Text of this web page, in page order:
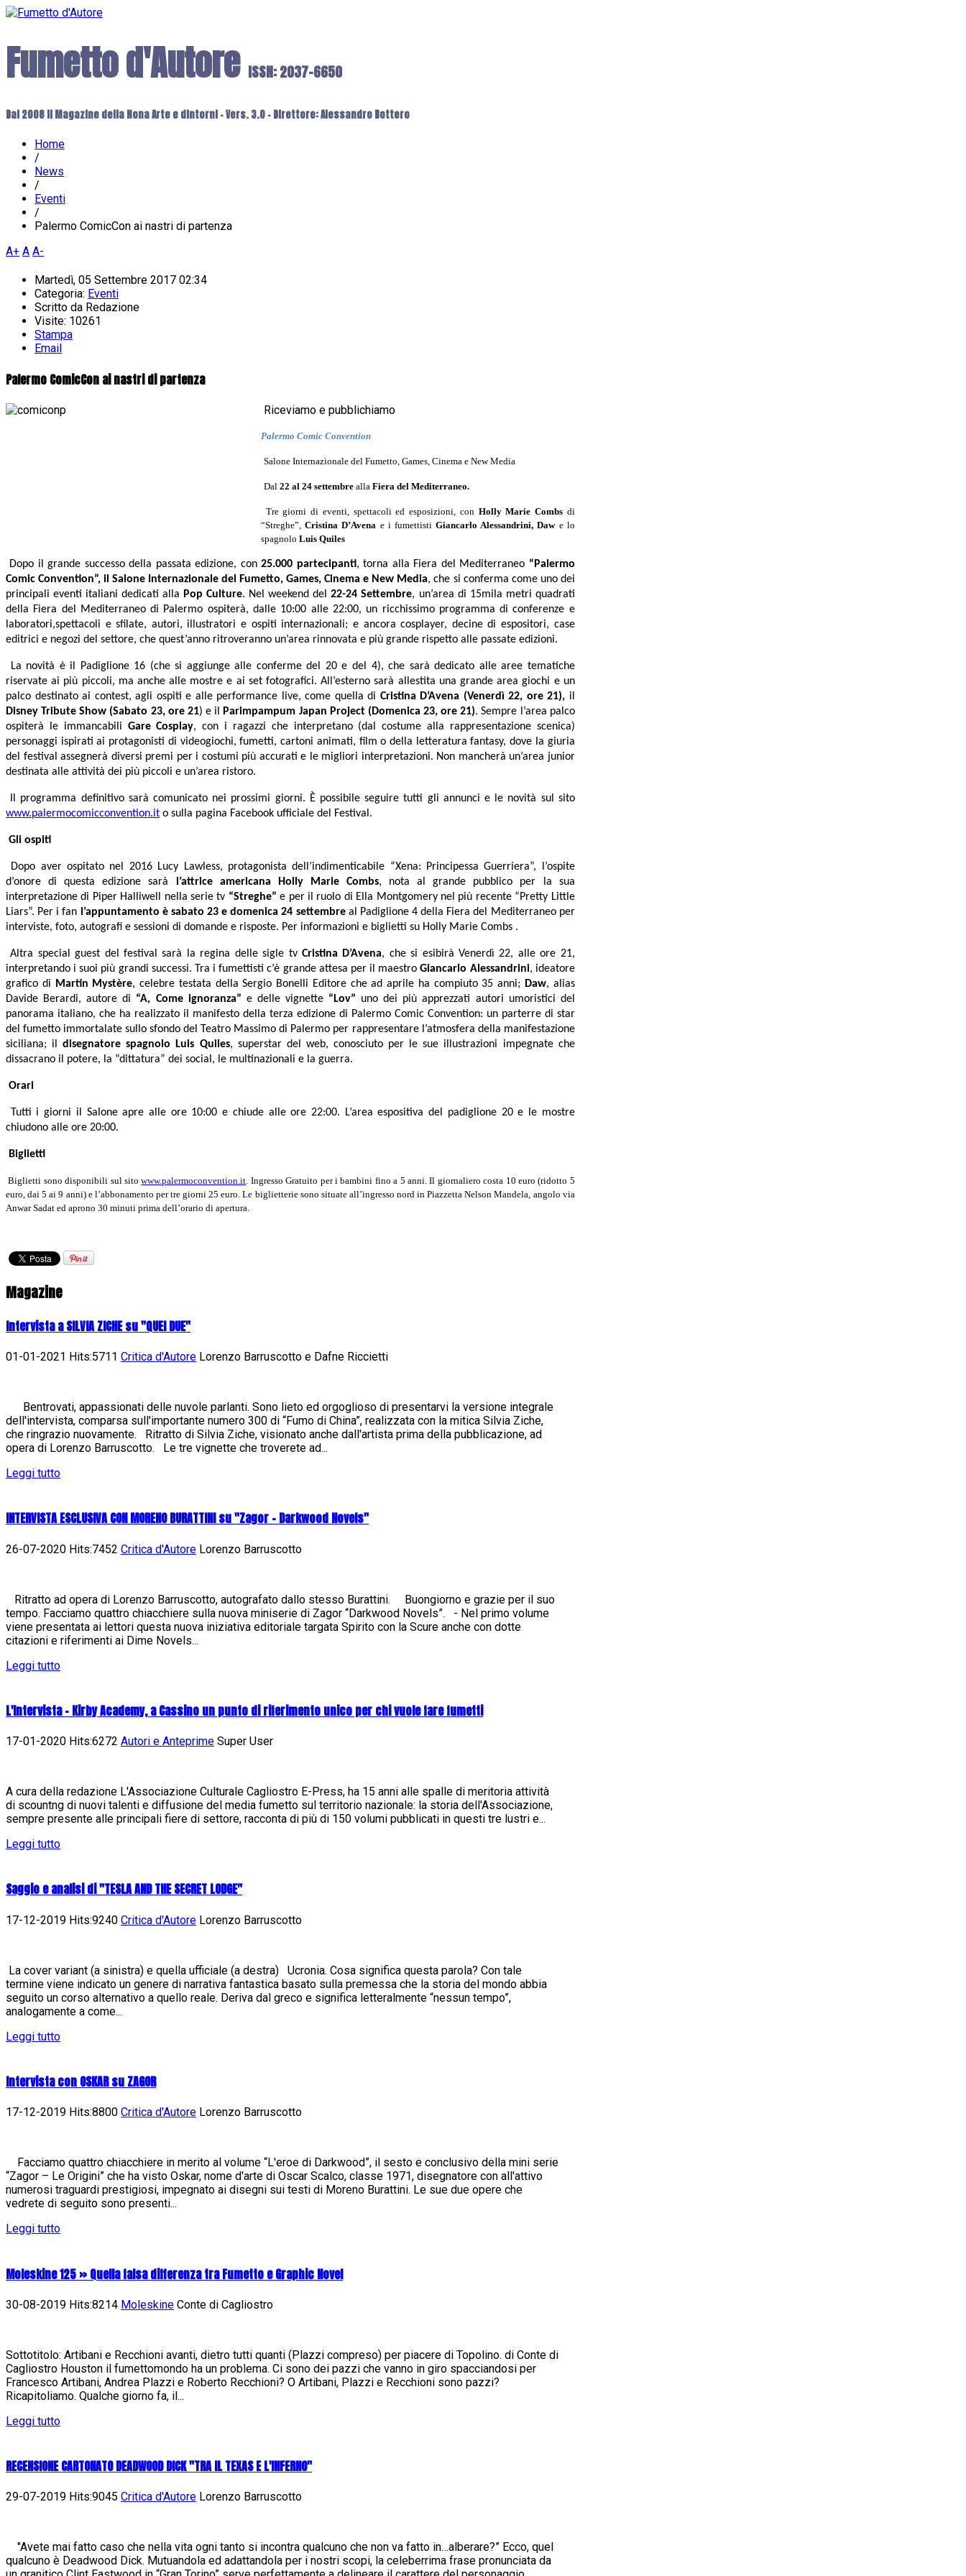
Fumetto d'Autore ISSN: 2037-6650
Dal 2008 il Magazine della Nona Arte e dintorni - Vers. 3.0 - Direttore: Alessandro Bottero
Home
/
News
/
Eventi
/
Palermo ComicCon ai nastri di partenza
A+ A A-
Martedì, 05 Settembre 2017 02:34
Categoria: Eventi
Scritto da Redazione
Visite: 10261
Stampa
Email
Palermo ComicCon ai nastri di partenza
Riceviamo e pubblichiamo
Palermo Comic Convention
Salone Internazionale del Fumetto, Games, Cinema e New Media
Dal 22 al 24 settembre alla Fiera del Mediterraneo.
Tre giorni di eventi, spettacoli ed esposizioni, con Holly Marie Combsdi
“Streghe”,Cristina D’Avena e i fumettistiGiancarlo Alessandrini, Daw e lo
spagnolo Luis Quiles
Dopo il grande successo della passata edizione, con25.000 partecipanti, torna alla Fiera del Mediterraneo “Palermo
Comic Convention”, il Salone Internazionale del Fumetto, Games, Cinema e New Media, che si conferma come uno dei
principali eventi italiani dedicati alla Pop Culture. Nel weekend del22-24 Settembre, un’area di 15mila metri quadrati
della Fiera del Mediterraneo di Palermo ospiterà, dalle 10:00 alle 22:00, un ricchissimo programma di conferenze e
laboratori,spettacoli e sfilate, autori, illustratori e ospiti internazionali; e ancora cosplayer, decine di espositori, case
editrici e negozi del settore, che quest’anno ritroveranno un’area rinnovata e più grande rispetto alle passate edizioni.
La novità è il Padiglione 16 (che si aggiunge alle conferme del 20 e del 4), che sarà dedicato alle aree tematiche
riservate ai più piccoli, ma anche alle mostre e ai set fotografici. All’esterno sarà allestita una grande area giochi e un
palco destinato ai contest, agli ospiti e alle performance live, come quella di Cristina D’Avena (Venerdì 22, ore 21), il
Disney Tribute Show (Sabato 23, ore 21) e il Parimpampum Japan Project (Domenica 23, ore 21). Sempre l’area palco
ospiterà le immancabili Gare Cosplay, con i ragazzi che interpretano (dal costume alla rappresentazione scenica)
personaggi ispirati ai protagonisti di videogiochi, fumetti, cartoni animati, film o della letteratura fantasy, dove la giuria
del festival assegnerà diversi premi per i costumi più accurati e le migliori interpretazioni. Non mancherà un’area junior
destinata alle attività dei più piccoli e un’area ristoro.
Il programma definitivo sarà comunicato nei prossimi giorni. È possibile seguire tutti gli annunci e le novità sul sito
www.palermocomicconvention.it o sulla pagina Facebook ufficiale del Festival.
Gli ospiti
Dopo aver ospitato nel 2016 Lucy Lawless, protagonista dell’indimenticabile “Xena: Principessa Guerriera”, l’ospite
d’onore di questa edizione sarà
l’attrice americana Holly Marie Combs, nota al grande pubblico per la sua
interpretazione di Piper Halliwell nella serie tv “Streghe” e per il ruolo di Ella Montgomery nel più recente “Pretty Little
Liars”. Per i fan
l’appuntamento è sabato 23 e domenica 24 settembreal Padiglione 4 della Fiera del Mediterraneo per
interviste, foto, autografi e sessioni di domande e risposte. Per informazioni e biglietti su Holly Marie Combs .
Altra special guest del festival sarà la regina delle sigle tv Cristina D’Avena, che si esibirà Venerdì 22, alle ore 21,
interpretando i suoi più grandi successi. Tra i fumettisti c’è grande attesa per il maestro Giancarlo Alessandrini, ideatore
grafico di Martin Mystère, celebre testata della Sergio Bonelli Editore che ad aprile ha compiuto 35 anni; Daw, alias
Davide Berardi, autore di “A, Come ignoranza” e delle vignette “Lov” uno dei più apprezzati autori umoristici del
panorama italiano, che ha realizzato il manifesto della terza edizione di Palermo Comic Convention: un parterre di star
del fumetto immortalate sullo sfondo del Teatro Massimo di Palermo per rappresentare l’atmosfera della manifestazione
siciliana; ildisegnatore spagnolo Luis Quiles, superstar del web, conosciuto per le sue illustrazioni impegnate che
dissacrano il potere, la “dittatura” dei social, le multinazionali e la guerra.
Orari
Tutti i giorni il Salone apre alle ore 10:00 e chiude alle ore 22:00. L’area espositiva del padiglione 20 e le mostre
chiudono alle ore 20:00.
Biglietti
Biglietti sono disponibili sul sitowww.palermoconvention.it . Ingresso Gratuito per i bambini fino a 5 anni. Il giornaliero costa 10 euro (ridotto 5
euro, dai 5 ai 9 anni) e l’abbonamento per tre giorni 25 euro. Le biglietterie sono situate all’ingresso nord in Piazzetta Nelson Mandela, angolo via
Anwar Sadat ed aprono 30 minuti prima dell’orario di apertura.
Magazine
Intervista a SILVIA ZICHE su "QUEI DUE"
01-01-2021 Hits:5711 Critica d'Autore Lorenzo Barruscotto e Dafne Riccietti
Bentrovati, appassionati delle nuvole parlanti. Sono lieto ed orgoglioso di presentarvi la versione integrale
dell'intervista, comparsa sull'importante numero 300 di “Fumo di China”, realizzata con la mitica Silvia Ziche,
che ringrazio nuovamente. Ritratto di Silvia Ziche, visionato anche dall'artista prima della pubblicazione, ad
opera di Lorenzo Barruscotto. Le tre vignette che troverete ad...
Leggi tutto
INTERVISTA ESCLUSIVA CON MORENO BURATTINI su "Zagor - Darkwood Novels"
26-07-2020 Hits:7452 Critica d'Autore Lorenzo Barruscotto
Ritratto ad opera di Lorenzo Barruscotto, autografato dallo stesso Burattini. Buongiorno e grazie per il suo
tempo. Facciamo quattro chiacchiere sulla nuova miniserie di Zagor “Darkwood Novels”. - Nel primo volume
viene presentata ai lettori questa nuova iniziativa editoriale targata Spirito con la Scure anche con dotte
citazioni e riferimenti ai Dime Novels...
Leggi tutto
L'Intervista - Kirby Academy, a Cassino un punto di riferimento unico per chi vuole fare fumetti
17-01-2020 Hits:6272 Autori e Anteprime Super User
A cura della redazione L'Associazione Culturale Cagliostro E-Press, ha 15 anni alle spalle di meritoria attività
di scountng di nuovi talenti e diffusione del media fumetto sul territorio nazionale: la storia dell'Associazione,
sempre presente alle principali fiere di settore, racconta di più di 150 volumi pubblicati in questi tre lustri e...
Leggi tutto
Saggio e analisi di "TESLA AND THE SECRET LODGE"
17-12-2019 Hits:9240 Critica d'Autore Lorenzo Barruscotto
La cover variant (a sinistra) e quella ufficiale (a destra) Ucronia. Cosa significa questa parola? Con tale
termine viene indicato un genere di narrativa fantastica basato sulla premessa che la storia del mondo abbia
seguito un corso alternativo a quello reale. Deriva dal greco e significa letteralmente “nessun tempo”,
analogamente a come...
Leggi tutto
Intervista con OSKAR su ZAGOR
17-12-2019 Hits:8800 Critica d'Autore Lorenzo Barruscotto
Facciamo quattro chiacchiere in merito al volume “L'eroe di Darkwood”, il sesto e conclusivo della mini serie
“Zagor – Le Origini” che ha visto Oskar, nome d'arte di Oscar Scalco, classe 1971, disegnatore con all'attivo
numerosi traguardi prestigiosi, impegnato ai disegni sui testi di Moreno Burattini. Le sue due opere che
vedrete di seguito sono presenti...
Leggi tutto
Moleskine 125 » Quella falsa differenza tra Fumetto e Graphic Novel
30-08-2019 Hits:8214 Moleskine Conte di Cagliostro
Sottotitolo: Artibani e Recchioni avanti, dietro tutti quanti (Plazzi compreso) per piacere di Topolino. di Conte di
Cagliostro Houston il fumettomondo ha un problema. Ci sono dei pazzi che vanno in giro spacciandosi per
Francesco Artibani, Andrea Plazzi e Roberto Recchioni? O Artibani, Plazzi e Recchioni sono pazzi?
Ricapitoliamo. Qualche giorno fa, il...
Leggi tutto
RECENSIONE CARTONATO DEADWOOD DICK "TRA IL TEXAS E L'INFERNO"
29-07-2019 Hits:9045 Critica d'Autore Lorenzo Barruscotto
"Avete mai fatto caso che nella vita ogni tanto si incontra qualcuno che non va fatto in…alberare?” Ecco, quel
qualcuno è Deadwood Dick. Mutuandola ed adattandola per i nostri scopi, la celeberrima frase pronunciata da